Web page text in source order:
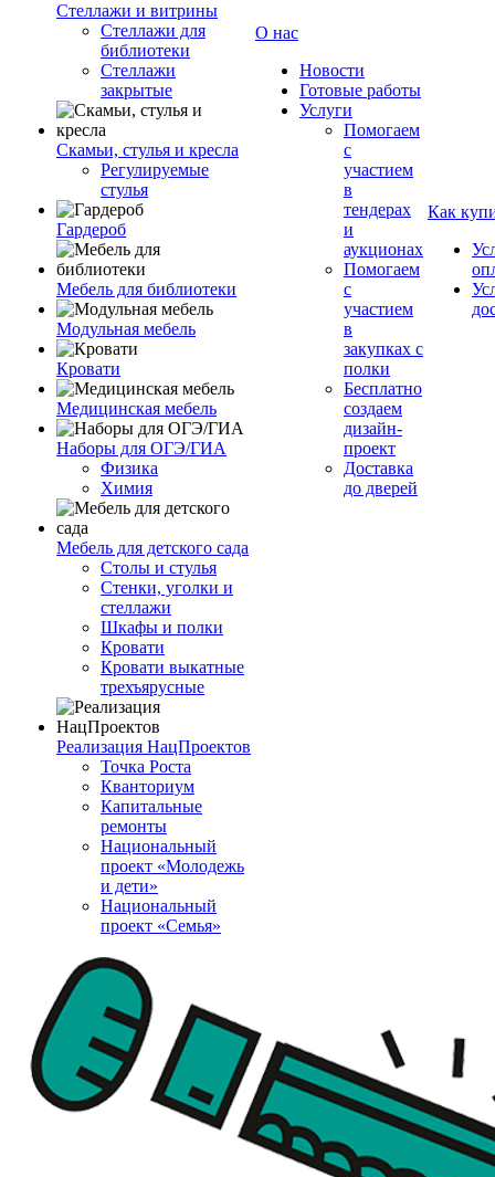
Стеллажи и витрины
Стеллажи для
библиотеки
Стеллажи
закрытые
Скамьи, стулья и кресла
Регулируемые
стулья
Гардероб
Мебель для библиотеки
Модульная мебель
Кровати
Медицинская мебель
Наборы для ОГЭ/ГИА
Физика
Химия
Мебель для детского сада
Столы и стулья
Стенки, уголки и
стеллажи
Шкафы и полки
Кровати
Кровати выкатные
трехъярусные
Реализация НацПроектов
Точка Роста
Кванториум
Капитальные
ремонты
Национальный
проект «Молодежь
и дети»
Национальный
проект «Семья»
О нас
Новости
Готовые работы
Услуги
Помогаем
с
участием
в
тендерах
и
аукционах
Помогаем
с
участием
в
закупках с
полки
Бесплатно
создаем
дизайн-
проект
Доставка
до дверей
Как